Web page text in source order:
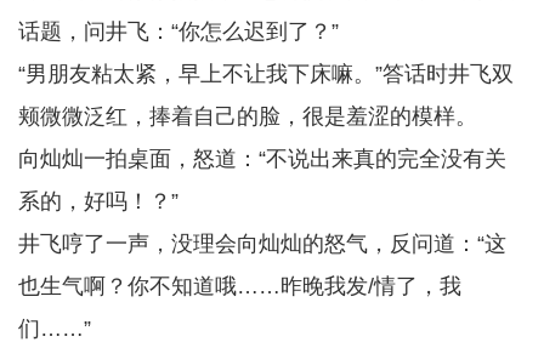
话题，问井飞：“你怎么迟到了？”
“男朋友粘太紧，早上不让我下床嘛。”答话时井飞双
颊微微泛红，捧着自己的脸，很是羞涩的模样。
向灿灿一拍桌面，怒道：“不说出来真的完全没有关
系的，好吗！？”
井飞哼了一声，没理会向灿灿的怒气，反问道：“这
也生气啊？你不知道哦……昨晚我发/情了，我
们……”